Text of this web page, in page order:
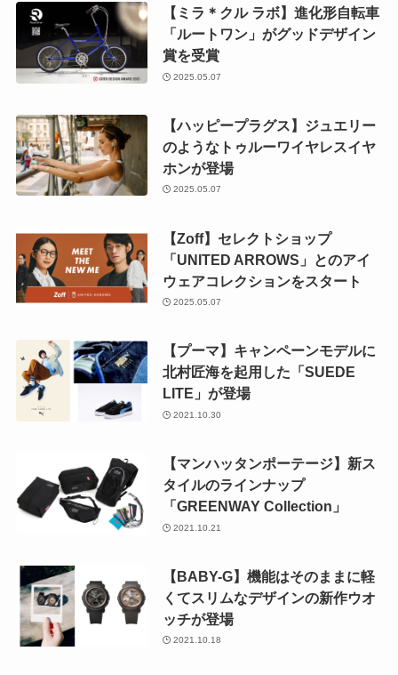
【ミラ＊クル ラボ】進化形自転車
「ルートワン」がグッドデザイン
賞を受賞
2025.05.07
【ハッピープラグス】ジュエリー
のようなトゥルーワイヤレスイヤ
ホンが登場
2025.05.07
【Zoff】セレクトショップ
「UNITED ARROWS」とのアイ
ウェアコレクションをスタート
2025.05.07
【プーマ】キャンペーンモデルに
北村匠海を起用した「SUEDE
LITE」が登場
2021.10.30
【マンハッタンポーテージ】新ス
タイルのラインナップ
「GREENWAY Collection」
2021.10.21
【BABY-G】機能はそのままに軽
くてスリムなデザインの新作ウオ
ッチが登場
2021.10.18